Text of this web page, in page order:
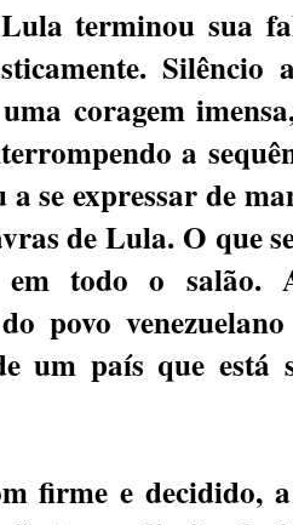
terminou sua
coragem
a
a se expressar de
de Lula. O que
em todo o salão.
povo
um país que está
firme e decidido,